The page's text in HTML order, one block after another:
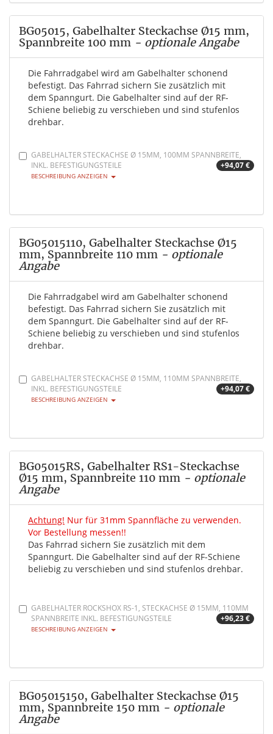
BG05015, Gabelhalter Steckachse Ø15 mm,
Spannbreite 100 mm - optionale Angabe
Die Fahrradgabel wird am Gabelhalter schonend
befestigt. Das Fahrrad sichern Sie zusätzlich mit
dem Spanngurt. Die Gabelhalter sind auf der RF-
Schiene beliebig zu verschieben und sind stufenlos
drehbar.
GABELHALTER STECKACHSE Ø 15MM, 100MM SPANNBREITE,
INKL. BEFESTIGUNGSTEILE
+94,07 €
BESCHREIBUNG ANZEIGEN
BG05015110, Gabelhalter Steckachse Ø15
mm, Spannbreite 110 mm - optionale
Angabe
Die Fahrradgabel wird am Gabelhalter schonend
befestigt. Das Fahrrad sichern Sie zusätzlich mit
dem Spanngurt. Die Gabelhalter sind auf der RF-
Schiene beliebig zu verschieben und sind stufenlos
drehbar.
GABELHALTER STECKACHSE Ø 15MM, 110MM SPANNBREITE,
INKL. BEFESTIGUNGSTEILE
+94,07 €
BESCHREIBUNG ANZEIGEN
BG05015RS, Gabelhalter RS1-Steckachse
Ø15 mm, Spannbreite 110 mm - optionale
Angabe
Achtung! Nur für 31mm Spannfläche zu verwenden.
Vor Bestellung messen!!
Das Fahrrad sichern Sie zusätzlich mit dem
Spanngurt. Die Gabelhalter sind auf der RF-Schiene
beliebig zu verschieben und sind stufenlos drehbar.
GABELHALTER ROCKSHOX RS-1, STECKACHSE Ø 15MM, 110MM
SPANNBREITE INKL. BEFESTIGUNGSTEILE
+96,23 €
BESCHREIBUNG ANZEIGEN
BG05015150, Gabelhalter Steckachse Ø15
mm, Spannbreite 150 mm - optionale
Angabe